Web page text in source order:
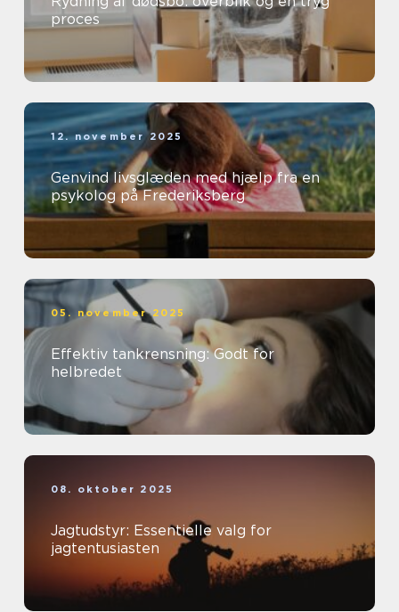
proces
12. november 2025
Genvind livsglæden med hjælp fra en
psykolog på Frederiksberg
05. november 2025
Effektiv tankrensning: Godt for
helbredet
08. oktober 2025
Jagtudstyr: Essentielle valg for
jagtentusiasten